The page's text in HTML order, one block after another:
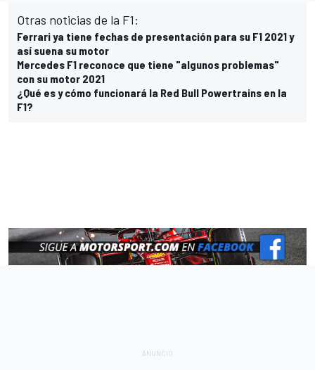
Otras noticias de la F1:
Ferrari ya tiene fechas de presentación para su F1 2021 y
así suena su motor
Mercedes F1 reconoce que tiene "algunos problemas"
con su motor 2021
¿Qué es y cómo funcionará la Red Bull Powertrains en la
F1?